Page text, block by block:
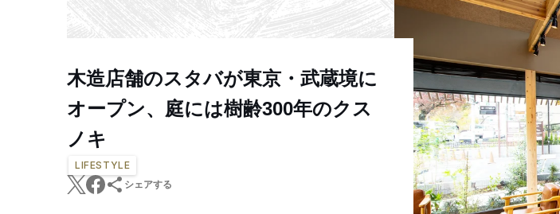
木造店舗のスタバが東京・武蔵境に
オープン、庭には樹齢300年のクス
ノキ
LIFESTYLE
シェアする